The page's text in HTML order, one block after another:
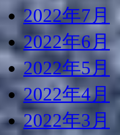
2022年7月
2022年6月
2022年5月
2022年4月
2022年3月